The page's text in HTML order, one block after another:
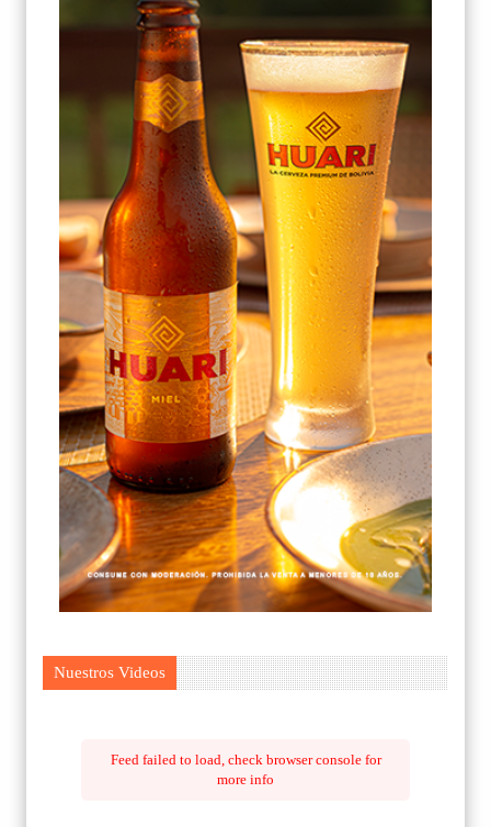
Nuestros Videos
Feed failed to load, check browser console for
more info